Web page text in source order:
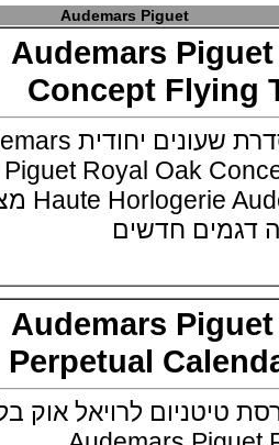
Audemars Piguet
Audemars
Concept
אודמר פיגה מציגה סדרת שעונים יחודית Audemars
Piguet Royal Oak
חברת Haute Horlogerie Audemars Piguet מציגה
חדשים
Audemars
Perpetual
לרויאל אוק בלוח